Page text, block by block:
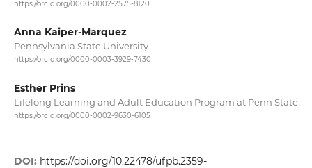
https://orcid.org/0000-0002-2575-8120
Anna Kaiper-Marquez
Pennsylvania State University
https://orcid.org/0000-0003-3929-7430
Esther Prins
Lifelong Learning and Adult Education Program at Penn State
https://orcid.org/0000-0002-9630-6105
DOI: https://doi.org/10.22478/ufpb.2359-